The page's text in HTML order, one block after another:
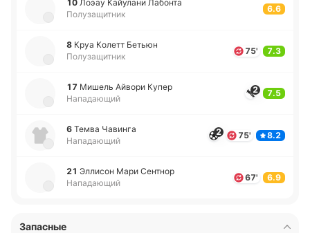
10 Лоэау Кайу­ла­ни Ла­бо­нта
Полузащитник
6.6
8 Круа Колетт Бетьюн
Полузащитник
75' 7.3
17 Мишель Айвори Купер
Нападающий
2 7.5
6 Темва Ча­ви­нга
Нападающий
2 75' 8.2
21 Элли­сон Мари Се­нтнор
Нападающий
67' 6.9
Запасные